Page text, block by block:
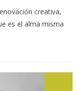
crea­tiva,
es el alma misma